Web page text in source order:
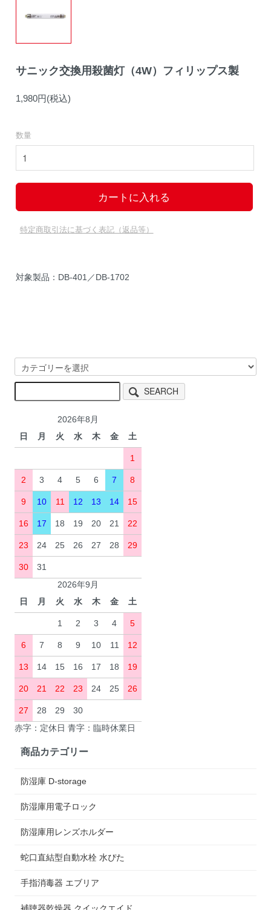
サニック交換用殺菌灯（4W）フィリップス製
1,980円(税込)
数量
特定商取引法に基づく表記（返品等）
対象製品：DB-401／DB-1702
SEARCH
2026年8月
日
月 火 水 木 金 土
1
2 3 4 5 6 7 8
9 10 11 12 13 14 15
16 17 18 19 20 21 22
23 24 25 26 27 28 29
30
31
2026年9月
日
月 火 水 木 金 土
1 2 3 4 5
6 7 8 9 10 11 12
13 14 15 16 17 18 19
20 21 22 23 24 25 26
27 28 29
30
赤字：定休日 青字：臨時休業日
商品カテゴリー
防湿庫 D-storage
防湿庫用電子ロック
防湿庫用レンズホルダー
蛇口直結型自動水栓 水ぴた
手指消毒器 エブリア